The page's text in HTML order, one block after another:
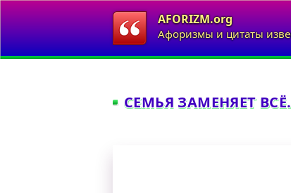
AFORIZM.org
Афоризмы и цитаты
СЕМЬЯ ЗАМЕНЯЕТ